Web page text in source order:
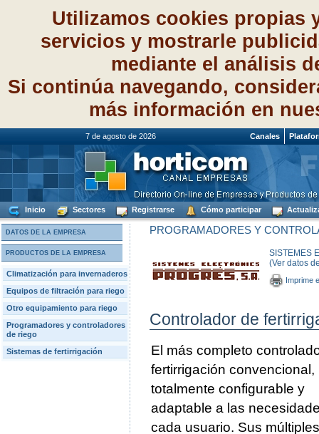
Utilizamos cookies propias
servicios y mostrarle
mediante el análisis
Si continúa navegando,
más información en
7 de agosto de 2026 Canales
Inicio Sectores Registrarse Cómo participar
DATOS DE LA EMPRESA
PRODUCTOS DE LA EMPRESA
Climatización para invernaderos
Equipos de filtración para riego
Otro equipamiento para riego
Programadores y controladores
de riego
Sistemas de fertirrigación
PROGRAMADORES Y
SISTEMES
(Ver datos
Imprime
Controlador de
El más completo
fertirrigación convencional,
totalmente configurable y
adaptable a las
cada usuario. Sus múltiples